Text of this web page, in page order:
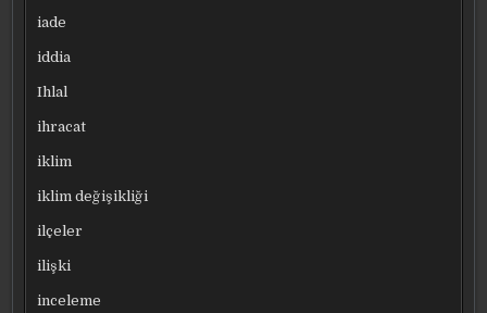
iade
iddia
Ihlal
ihracat
iklim
iklim değişikliği
ilçeler
ilişki
inceleme